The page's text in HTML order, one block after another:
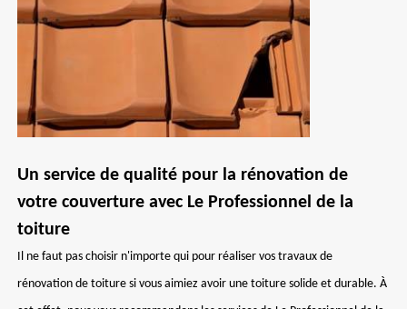
Un service de qualité pour la rénovation de
votre couverture avec Le Professionnel de la
toiture
Il ne faut pas choisir n'importe qui pour réaliser vos travaux de
rénovation de toiture si vous aimiez avoir une toiture solide et durable. À